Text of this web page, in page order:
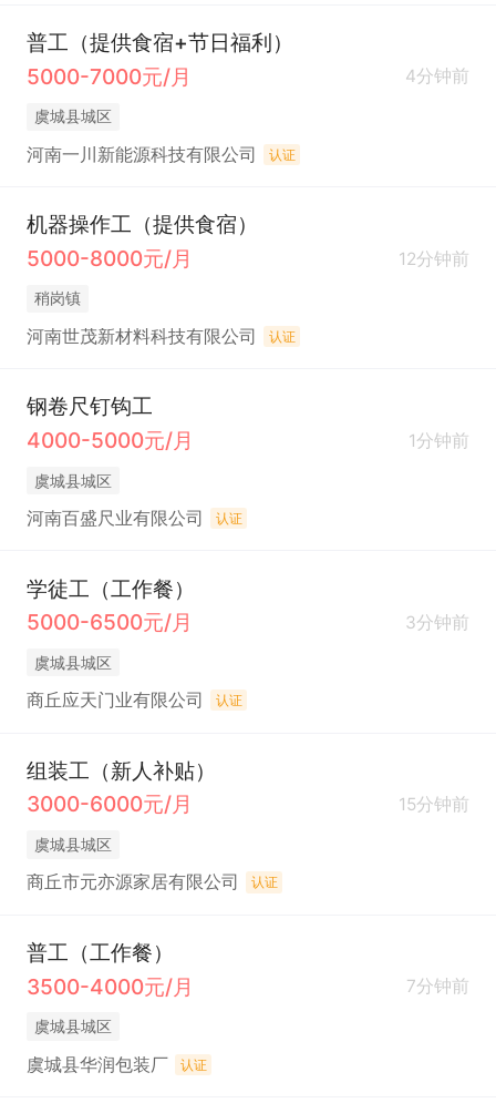
普工（提供食宿+节日福利）
5000-7000元/月
4分钟前
虞城县城区
河南一川新能源科技有限公司 认证
机器操作工（提供食宿）
5000-8000元/月
12分钟前
稍岗镇
河南世茂新材料科技有限公司 认证
钢卷尺钉钩工
4000-5000元/月
1分钟前
虞城县城区
河南百盛尺业有限公司 认证
学徒工（工作餐）
5000-6500元/月
3分钟前
虞城县城区
商丘应天门业有限公司 认证
组装工（新人补贴）
3000-6000元/月
15分钟前
虞城县城区
商丘市元亦源家居有限公司 认证
普工（工作餐）
3500-4000元/月
7分钟前
虞城县城区
虞城县华润包装厂 认证